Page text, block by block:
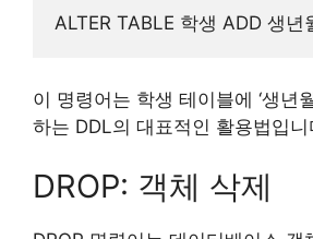
이 명령어는 학생 테이블에 ‘생년
하는 DDL의 대표적인 활용법입니
DROP: 객체 삭제